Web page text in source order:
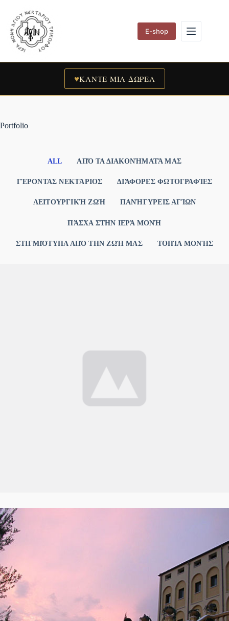
content
E-shop
♥ΚΑΝΤΕ ΜΙΑ ΔΩΡΕΑ
Portfolio
ALL ΑΠΌ ΤΑ ΔΙΑΚΟΝΉΜΑΤΆ ΜΑΣ
ΓΈΡΟΝΤΑΣ ΝΕΚΤΆΡΙΟΣ ΔΙΆΦΟΡΕΣ ΦΩΤΟΓΡΑΦΊΕΣ
ΛΕΙΤΟΥΡΓΙΚΉ ΖΩΉ ΠΑΝΉΓΥΡΕΙΣ ΑΓΊΩΝ
ΠΆΣΧΑ ΣΤΗΝ ΙΕΡΆ ΜΟΝΉ
ΣΤΙΓΜΙΌΤΥΠΑ ΑΠΌ ΤΗΝ ΖΩΉ ΜΑΣ ΤΟΠΊΑ ΜΟΝΉΣ